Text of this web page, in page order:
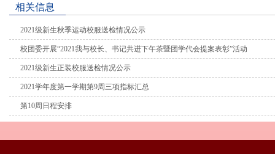
相关信息
2021级新生秋季运动校服送检情况公示
校团委开展“2021我与校长、书记共进下午茶暨团学代会提案表彰”活动
2021级新生正装校服送检情况公示
2021学年度第一学期第9周三项指标汇总
第10周日程安排